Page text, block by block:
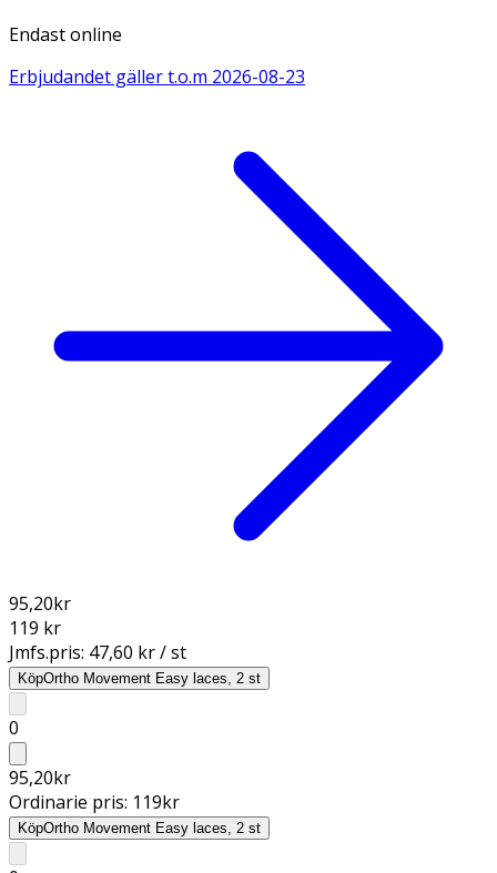
Endast online
Erbjudandet gäller t.o.m 2026-08-23
95,20kr
119 kr
Jmfs.pris: 47,60 kr / st
KöpOrtho Movement Easy laces, 2 st
0
95,20kr
Ordinarie pris: 119kr
KöpOrtho Movement Easy laces, 2 st